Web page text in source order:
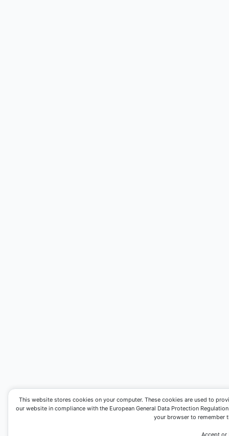
This website stores cookies on your computer. These cookies are used to
our website in compliance with the European General Data Protection
your browser to remember
Accept or